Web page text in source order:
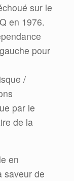
sur le
en 1976.
pour
/
par le
de la
en
saveur de